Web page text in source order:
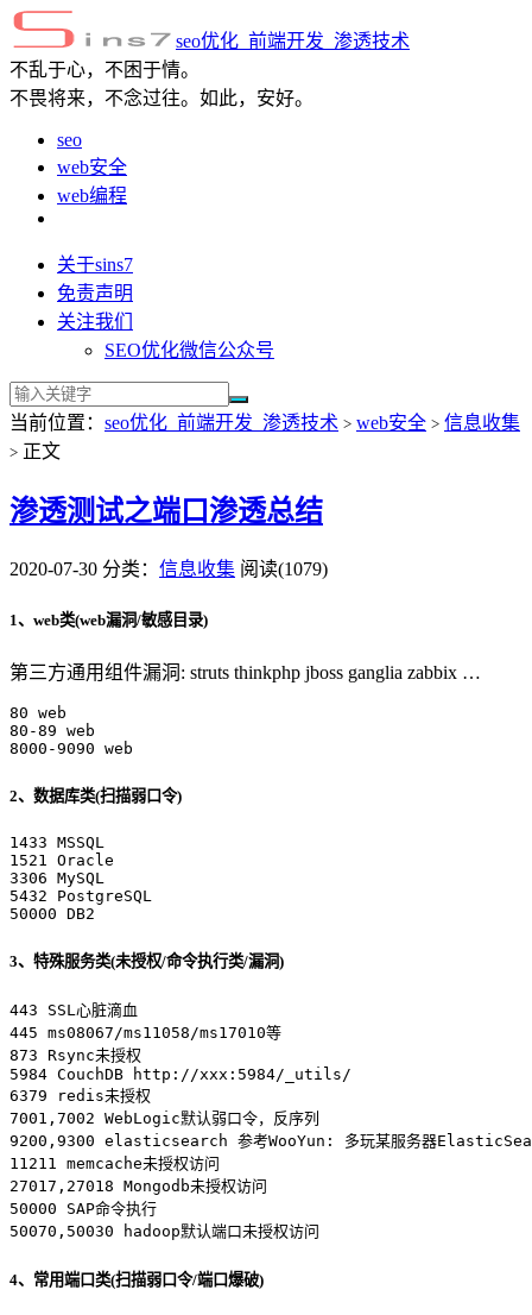
seo优化_前端开发_渗透技术
不乱于心，不困于情。
不畏将来，不念过往。如此，安好。
seo
web安全
web编程
关于sins7
免责声明
关注我们
SEO优化微信公众号
当前位置： seo优化_前端开发_渗透技术 > web安全 > 信息收集
> 正文
渗透测试之端口渗透总结
2020-07-30 分类： 信息收集 阅读(1079)
1、web类(web漏洞/敏感目录)
第三方通用组件漏洞: struts thinkphp jboss ganglia zabbix …
80 web
80-89 web
8000-9090 web
2、数据库类(扫描弱口令)
1433 MSSQL
1521 Oracle
3306 MySQL
5432 PostgreSQL
50000 DB2
3、特殊服务类(未授权/命令执行类/漏洞)
443 SSL心脏滴血
445 ms08067/ms11058/ms17010等
873 Rsync未授权
5984 CouchDB http://xxx:5984/_utils/
6379 redis未授权
7001,7002 WebLogic默认弱口令，反序列
9200,9300 elasticsearch 参考WooYun: 多玩某服务器
11211 memcache未授权访问
27017,27018 Mongodb未授权访问
50000 SAP命令执行
50070,50030 hadoop默认端口未授权访问
4、常用端口类(扫描弱口令/端口爆破)